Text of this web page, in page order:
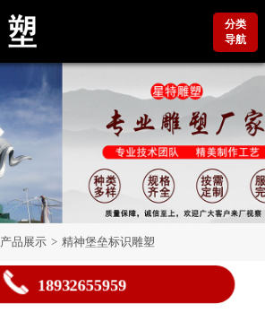
分类
导航
产品展示 > 精神堡垒标识雕塑
18932655959